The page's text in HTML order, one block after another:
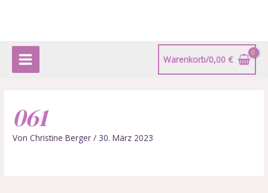
Warenkorb/0,00 €
061
VonChristine Berger/ 30. März 2023